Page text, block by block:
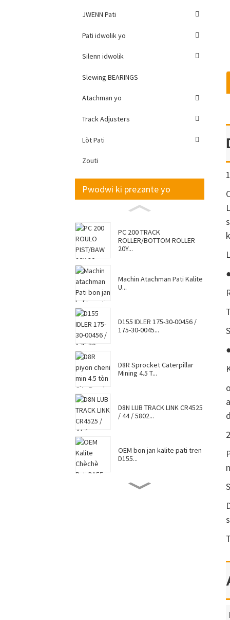
JWENN Pati
Pati idwolik yo
Silenn idwolik
Slewing BEARINGS
Atachman yo
Track Adjusters
Lòt Pati
Zouti
Pwodwi ki prezante yo
PC 200 TRACK
ROLLER/BOTTOM ROLLER
20Y...
Machin Atachman Pati Kalite
U...
D155 IDLER 175-30-00456 /
175-30-0045...
D8R Sprocket Caterpillar
Mining 4.5 T...
D8N LUB TRACK LINK CR4525
/ 44 / 5802...
OEM bon jan kalite pati tren
D155...